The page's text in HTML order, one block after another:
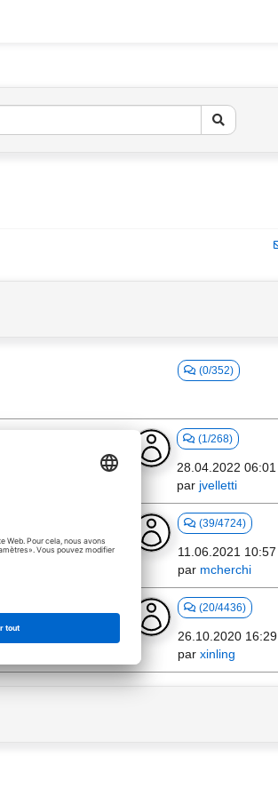
(0/352)
(1/268)
28.04.2022 06:01
par jvelletti
(39/4724)
11.06.2021 10:57
par mcherchi
(20/4436)
26.10.2020 16:29
par xinling